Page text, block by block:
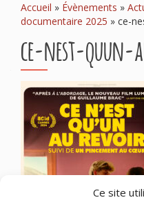
Ce site
Accueil » Évènements »
documentaire 2025 » ce-
ce-nest-